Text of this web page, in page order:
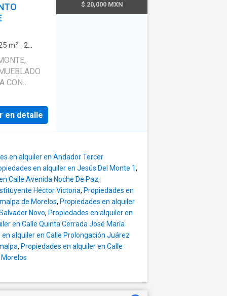
con
para
de
baño o
renta
m² · 2
Elevador
CON
AREA
SALON
PARA
en detalle
$ 20,000 MXN
en alquiler en Andador Tercer
en alquiler en Jesús Del Monte 1,
Calle Avenida Noche De Paz,
Héctor Victoria, Propiedades en
de Morelos, Propiedades en alquiler
Novo, Propiedades en alquiler en
en Calle Quinta Cerrada José María
en alquiler en Calle Prolongación Juárez
, Propiedades en alquiler en Calle